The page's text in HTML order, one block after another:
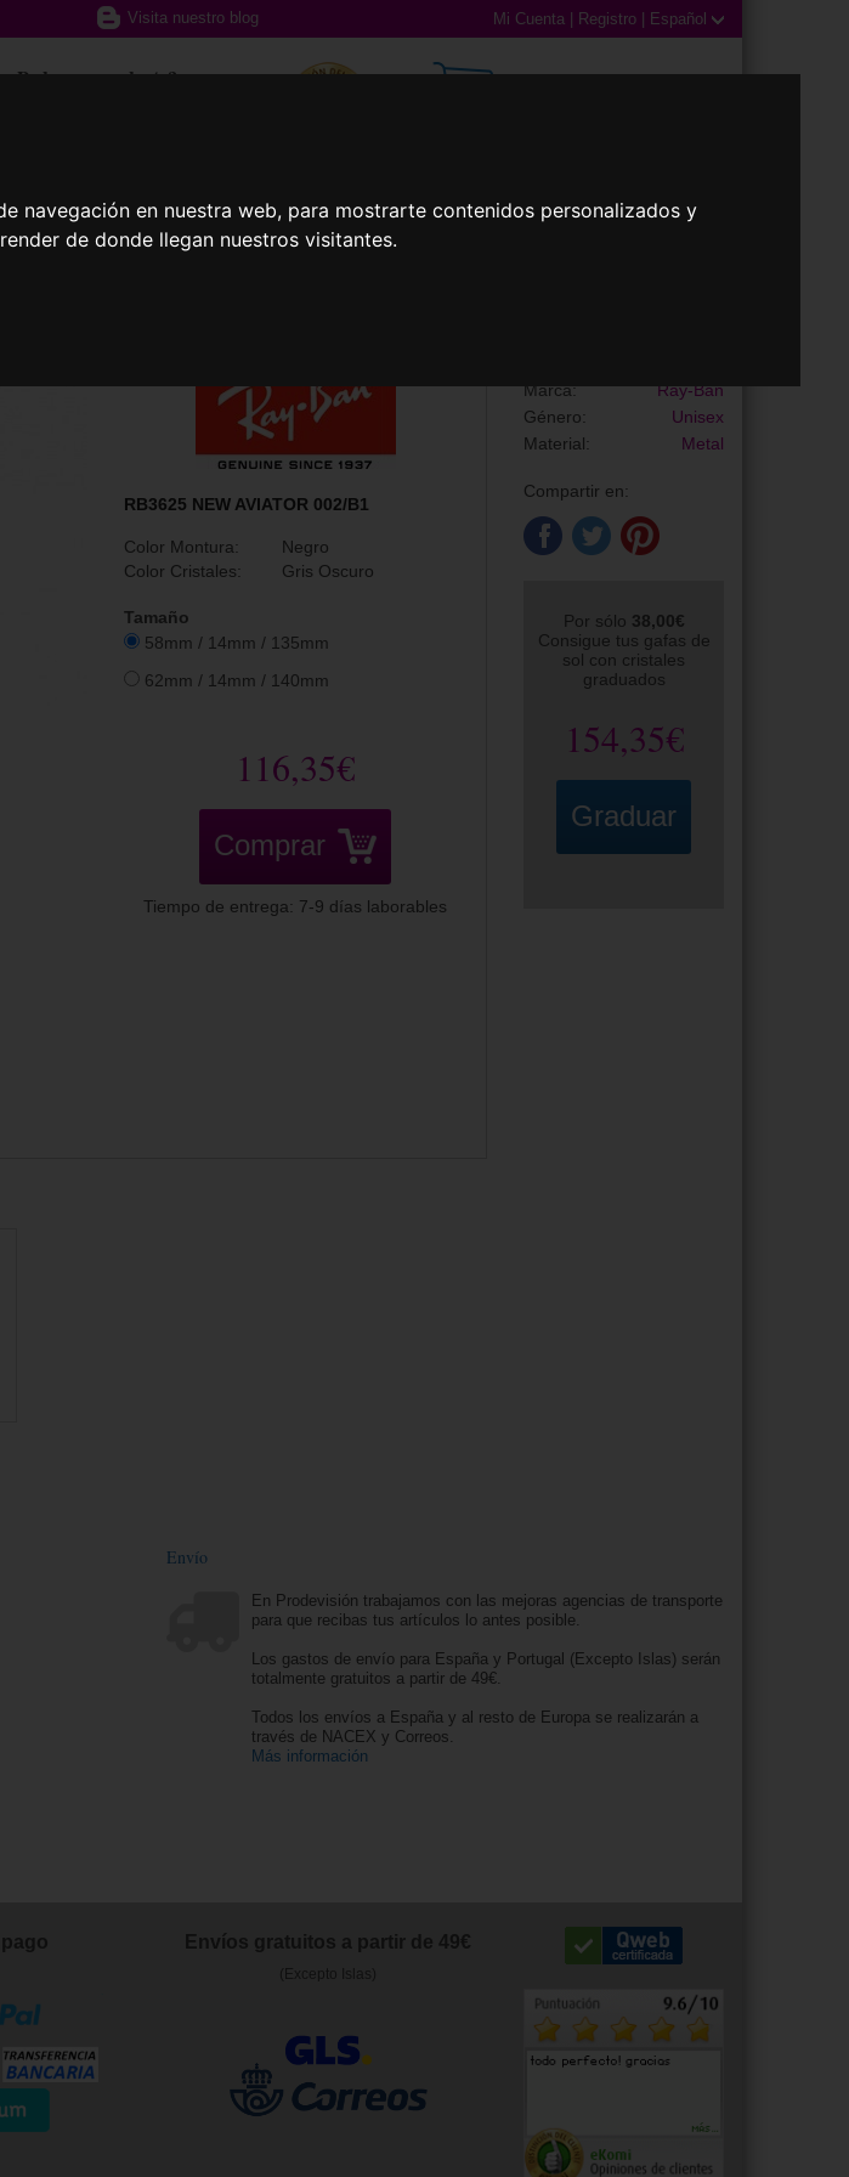
navegación en nuestra web, para mostrarte contenidos personalizados y
de donde llegan nuestros visitantes.
Visita nuestro blog Mi Cuenta Registro Español
¿Podemos ayudarte?
Deportivas Lentillas
RB3625 NEW AVIATOR 002/B1
Color Montura:
Negro
Color Cristales:
Gris Oscuro
Tamaño
58mm / 14mm / 135mm
62mm / 14mm / 140mm
116,35€
Comprar
Tiempo de entrega: 7-9 días laborables
Marca:
Ray-Ban
Género:
Unisex
Material:
Metal
Compartir en:
Por sólo 38,00€
Consigue tus gafas de
sol con cristales
graduados
154,35€
Graduar
Envío
En Prodevisión trabajamos con las mejoras agencias de transporte
para que recibas tus artículos lo antes posible.
Los gastos de envío para España y Portugal (Excepto Islas) serán
totalmente gratuitos a partir de 49€.
Todos los envíos a España y al resto de Europa se realizarán a
través de NACEX y Correos.
Más información
Envíos gratuitos a partir de 49€
(Excepto Islas)